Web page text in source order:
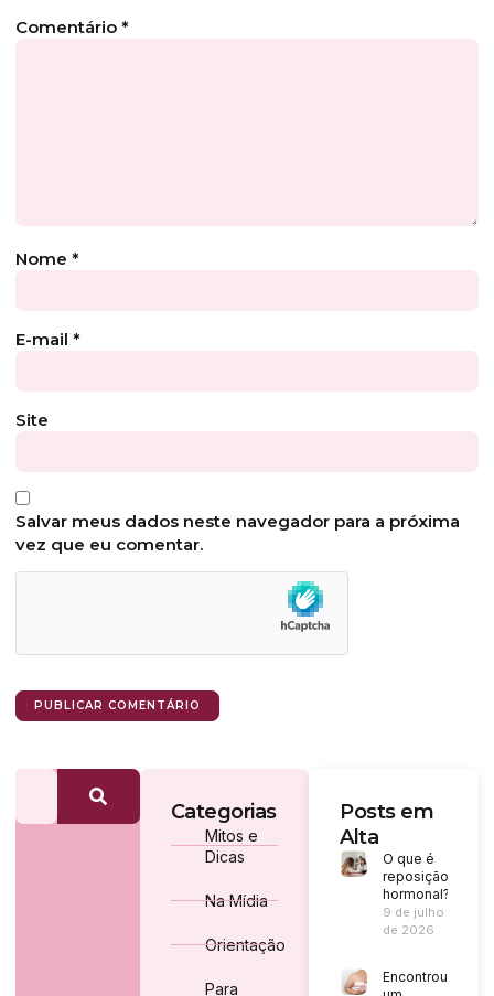
Comentário *
Nome *
E-mail *
Site
Salvar meus dados neste navegador para a próxima
vez que eu comentar.
Categorias
Mitos e
Dicas
Na Mídia
Orientação
Para
Posts em
Alta
O que é
reposição
hormonal?
9 de julho
de 2026
Encontrou